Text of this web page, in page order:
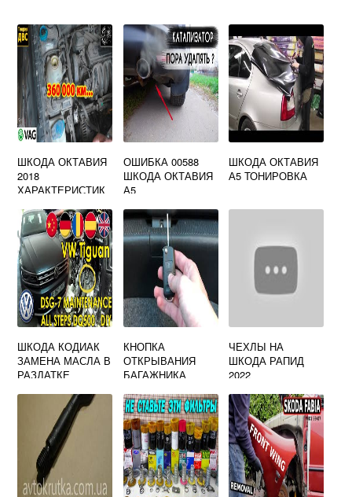
ШКОДА ОКТАВИЯ
2018
ХАРАКТЕРИСТИК
ОШИБКА 00588
ШКОДА ОКТАВИЯ
А5
ШКОДА ОКТАВИЯ
А5 ТОНИРОВКА
ШКОДА КОДИАК
ЗАМЕНА МАСЛА В
РАЗДАТКЕ
КНОПКА
ОТКРЫВАНИЯ
БАГАЖНИКА
А5
ЧЕХЛЫ НА
ШКОДА РАПИД
2022